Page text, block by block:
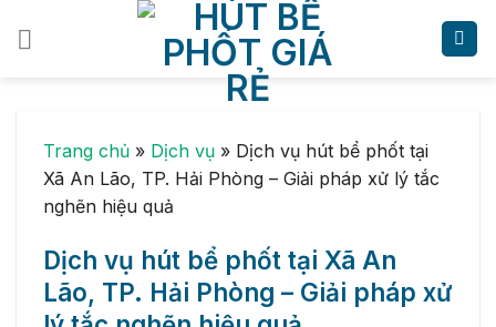
Trang chủ » Dịch vụ » Dịch vụ hút bể phốt tại
Xã An Lão, TP. Hải Phòng – Giải pháp xử lý tắc
nghẽn hiệu quả
Dịch vụ hút bể phốt tại Xã An
Lão, TP. Hải Phòng – Giải pháp xử